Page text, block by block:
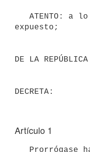
expuesto;
DE LA REPÚBLICA
Artículo 1